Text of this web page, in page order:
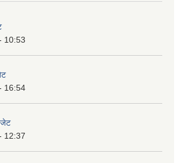
10:53
16:54
12:37